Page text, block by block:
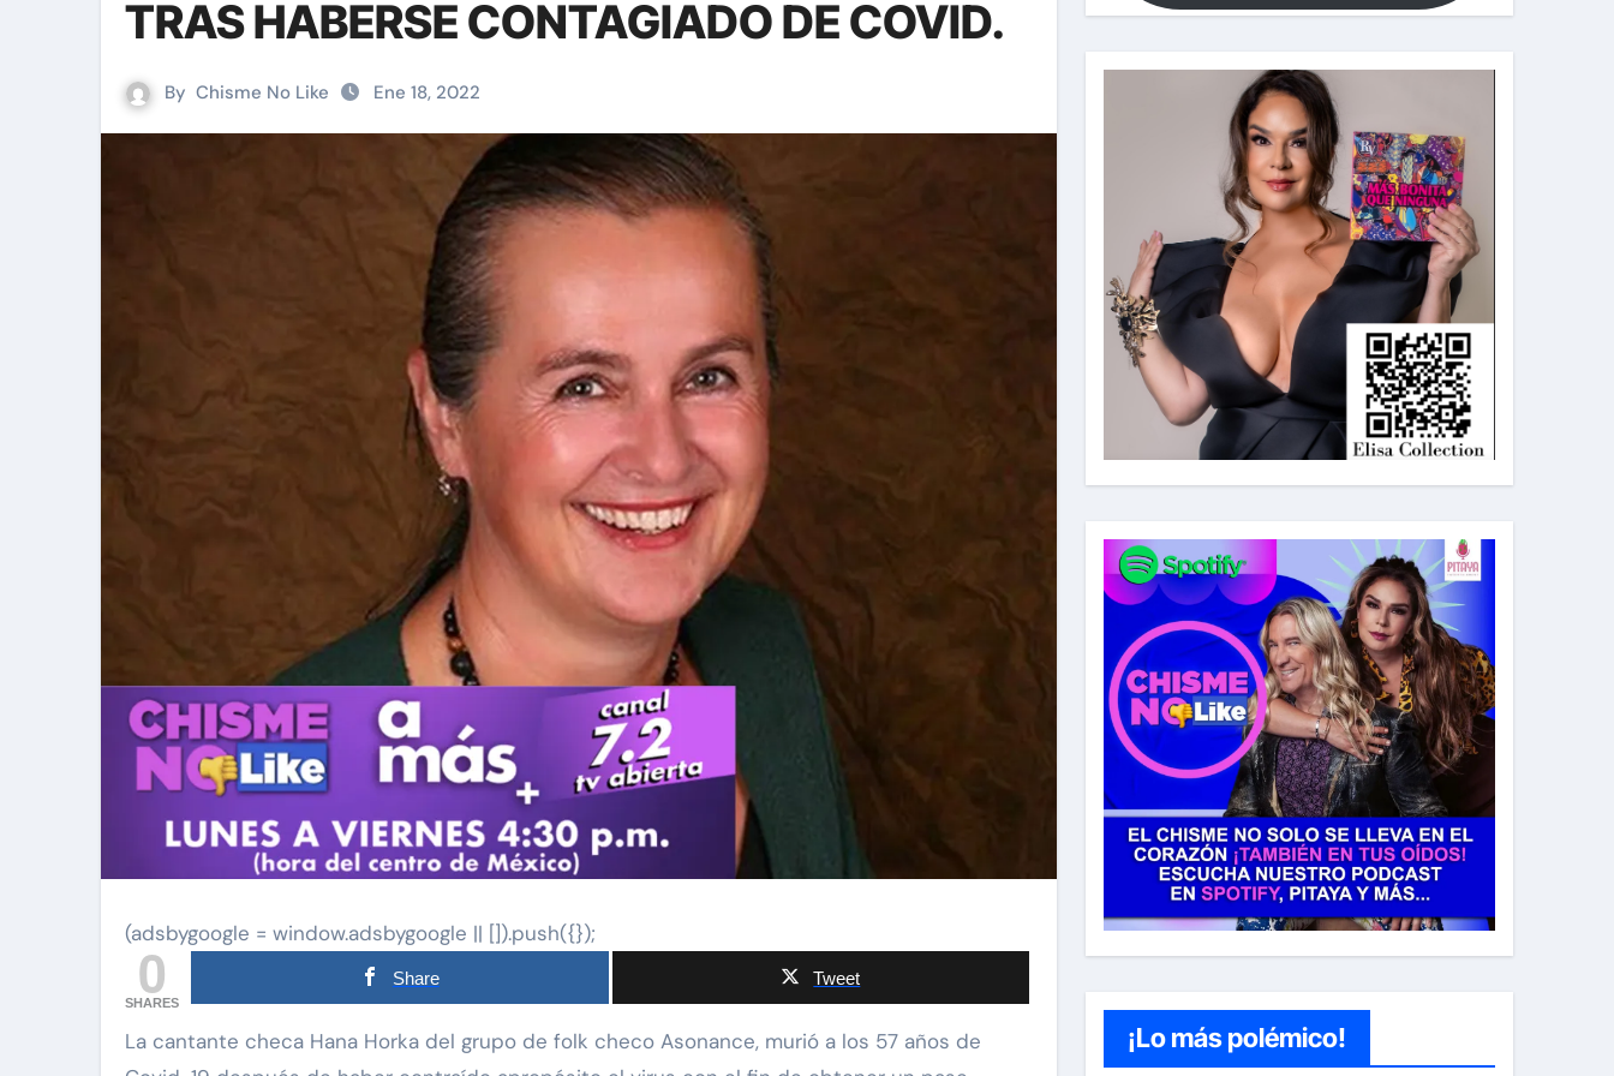
TRAS HABERSE CONTAGIADO DE COVID.
By Chisme No Like Ene 18, 2022
(adsbygoogle = window.adsbygoogle || []).push({});
0
SHARES
Share Tweet
La cantante checa Hana Horka del grupo de folk checo Asonance, murió a los 57 años de
¡Lo más polémico!